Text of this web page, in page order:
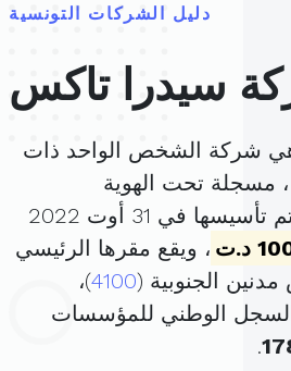
دليل الشركات التونسية
سيدرا تاكس
شركة الشخص الواحد ذات
، مسجلة تحت الهوية
. تم تأسيسها في 31 أوت 2022
د.ت
، ويقع مقرها الرئيسي
الجنوبية (4100)،
الوطني للمؤسسات
.